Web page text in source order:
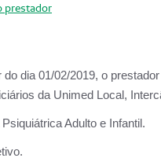
prestador
do dia 01/02/2019, o prestador
da Unimed Local,
Adulto e Infantil.